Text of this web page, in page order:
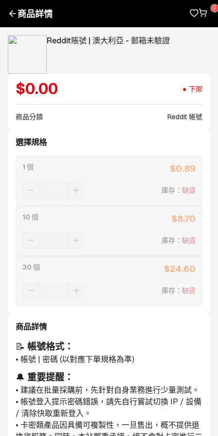
商品詳情
Reddit賬號 | 澳大利亞 - 郵箱未驗證
$0.00 下架
商品分類 Reddit 帳號
選擇規格
1 個 $0.89
庫存 ： 缺貨
10 個 $8.70
庫存 ： 缺貨
30 個 $24.60
庫存 ： 缺貨
商品詳情
📝 帳號格式：
• 帳號 | 密碼 (以對應下單規格為準)
🔔 重要提醒：
• 建議在批量採購前，先針對自身業務進行少量測試。
• 帳號登入提示密碼錯誤，請先自行嘗試切換 IP / 設備
/ 清除快取重新登入。
• 卡密類產品因具備可複製性，一旦售出，概不提供退